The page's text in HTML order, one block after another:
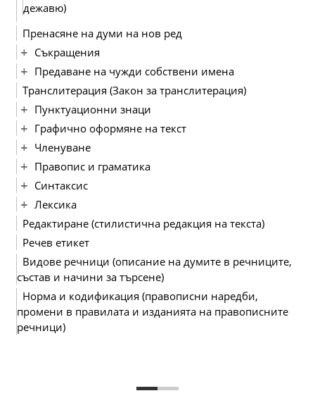
дежавю)
Пренасяне на думи на нов ред
Съкращения
Предаване на чужди собствени имена
Транслитерация (Закон за транслитерация)
Пунктуационни знаци
Графично оформяне на текст
Членуване
Правопис и граматика
Синтаксис
Лексика
Редактиране (стилистична редакция на текста)
Речев етикет
Видове речници (описание на думите в речниците,
състав и начини за търсене)
Норма и кодификация (правописни наредби,
промени в правилата и изданията на правописните
речници)